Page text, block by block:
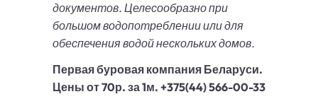
документов. Целесообразно при
большом водопотреблении или для
обеспечения водой нескольких домов.
Первая буровая компания Беларуси.
Цены от 70р. за 1м. +375(44) 566-00-33